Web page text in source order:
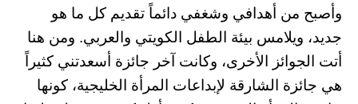
وأصبح من أهدافي وشغفي دائماً تقديم كل ما هو
جديد، ويلامس بيئة الطفل الكويتي والعربي. ومن هنا
أتت الجوائز الأخرى، وكانت آخر جائزة أسعدتني كثيراً
هي جائزة الشارقة لإبداعات المرأة الخليجية، كونها